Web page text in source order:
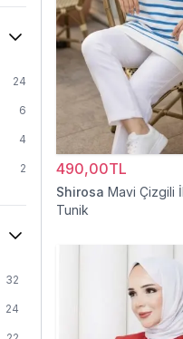
153
19
126
24
6
4
2
32
24
490,00TL
Shirosa Mavi Çizgili
Tunik